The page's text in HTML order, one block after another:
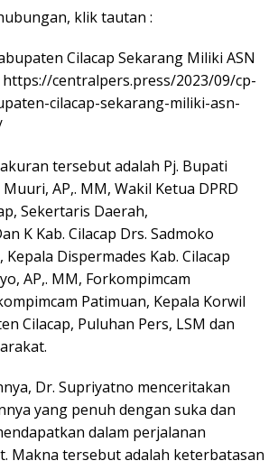
klik tautan :
Cilacap Sekarang Miliki ASN
centralpers.press/2023/09/cp-
cilacap-sekarang-miliki-asn-
tersebut adalah Pj. Bupati
AP,. MM, Wakil Ketua DPRD
Sekertaris Daerah,
K Kab. Cilacap Drs. Sadmoko
Kepala Dispermades Kab. Cilacap
AP,. MM, Forkompimcam
Patimuan, Kepala Korwil
Cilacap, Puluhan Pers, LSM dan
Dr. Supriyatno menceritakan
yang penuh dengan suka dan
dalam perjalanan
Makna tersebut adalah keterbatasan